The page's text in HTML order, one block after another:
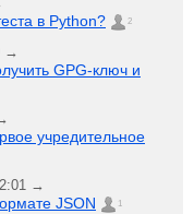
в Python? 2
→
GPG-ключ и
учредительное
→
JSON 1